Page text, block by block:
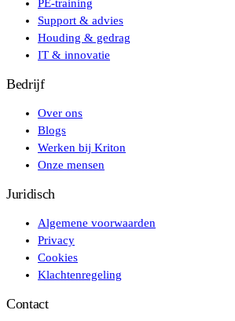
PE-training
Support & advies
Houding & gedrag
IT & innovatie
Bedrijf
Over ons
Blogs
Werken bij Kriton
Onze mensen
Juridisch
Algemene voorwaarden
Privacy
Cookies
Klachtenregeling
Contact